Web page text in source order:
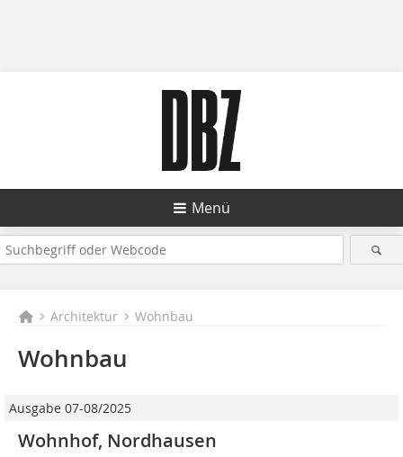
Menü
Architektur Wohnbau
Wohnbau
Ausgabe 07-08/2025
Wohnhof, Nordhausen